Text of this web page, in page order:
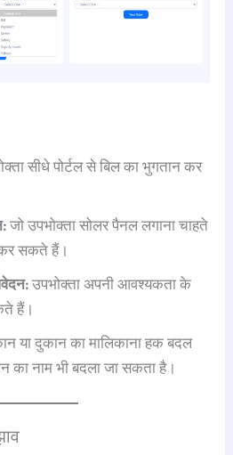
सीधे पोर्टल से बिल का भुगतान कर
जो उपभोक्ता सोलर पैनल लगाना चाहते
सकते हैं।
उपभोक्ता अपनी आवश्यकता के
हैं।
या दुकान का मालिकाना हक बदल
का नाम भी बदला जा सकता है।